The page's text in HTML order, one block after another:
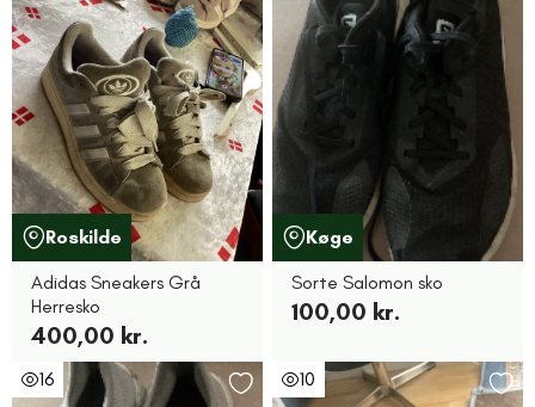
Roskilde
Adidas Sneakers Grå
Herresko
400,00 kr.
Køge
Sorte Salomon sko
100,00 kr.
16 10